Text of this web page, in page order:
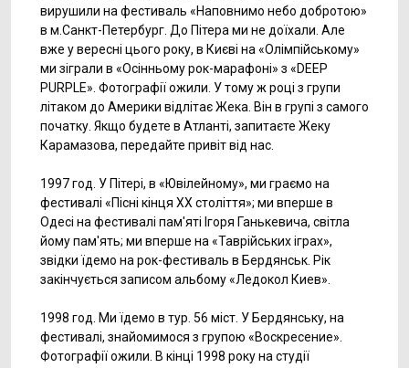
вирушили на фестиваль «Наповнимо небо добротою»
в м.Санкт-Петербург. До Пітера ми не доїхали. Але
вже у вересні цього року, в Києві на «Олімпійському»
ми зіграли в «Осінньому рок-марафоні» з «DEEP
PURPLE». Фотографії ожили. У тому ж році з групи
літаком до Америки відлітає Жека. Він в групі з самого
початку. Якщо будете в Атланті, запитаєте Жеку
Карамазова, передайте привіт від нас.
1997 год. У Пітері, в «Ювілейному», ми граємо на
фестивалі «Пісні кінця ХХ століття»; ми вперше в
Одесі на фестивалі пам'яті Ігоря Ганькевича, світла
йому пам'ять; ми вперше на «Таврійських іграх»,
звідки їдемо на рок-фестиваль в Бердянськ. Рік
закінчується записом альбому «Ледокол Киев».
1998 год. Ми їдемо в тур. 56 міст. У Бердянську, на
фестивалі, знайомимося з групою «Воскресение».
Фотографії ожили. В кінці 1998 року на студії